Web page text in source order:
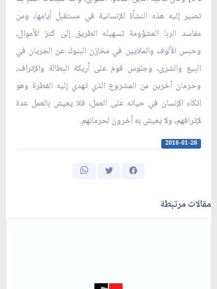
تصير إليه هذه النشأة الإنسانية في مستقبل أيامها، ومن
مفاسد الربا المشؤومة تسهيله الطريق إلى كنز الأموال،
وحبس الألوف والملايين في مخازن البنوك عن الجريان في
البيع والشرى، وجلوس قوم على أريكة البطالة والإتراف،
وحرمان آخرين من المشروع الذي تهدي إليه الفطرة وهو
اتكاء الإنسان في حياته على العمل، فلا يعيش بالعمل عدة
لإترافهم، ولا يعيش به آخرون لحرمانهم.
2016-01-26
مقالات مرتبطة